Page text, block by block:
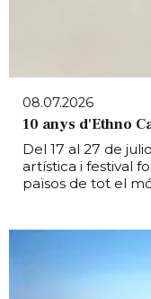
08.07.2026
10 anys d'Ethno
Del 17 al 27 de
artística i festival
països de tot el